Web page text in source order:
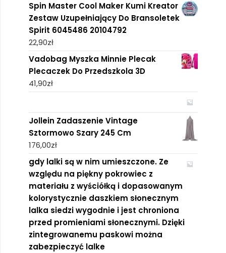
Spin Master Cool Maker Kumi Kreator
Zestaw Uzupełniający Do Bransoletek
Spirit 6045486 20104792
22,90zł
Vadobag Myszka Minnie Plecak
Plecaczek Do Przedszkola 3D
41,90zł
Jollein Zadaszenie Vintage
Sztormowo Szary 245 Cm
176,00zł
gdy lalki są w nim umieszczone. Ze
względu na piękny pokrowiec z
materiału z wyściółką i dopasowanym
kolorystycznie daszkiem słonecznym
lalka siedzi wygodnie i jest chroniona
przed promieniami słonecznymi. Dzięki
zintegrowanemu paskowi można
zabezpieczyć lalke